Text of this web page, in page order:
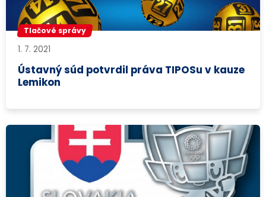
Tlačové správy
1. 7. 2021
Ústavný súd potvrdil práva TIPOSu v kauze
Lemikon